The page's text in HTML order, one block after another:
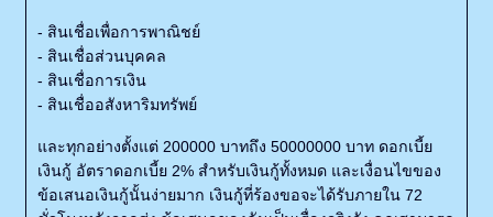
- สินเชื่อเพื่อการพาณิชย์
- สินเชื่อส่วนบุคคล
- สินเชื่อการเงิน
- สินเชื่ออสังหาริมทรัพย์
และทุกอย่างตั้งแต่ 200000 บาทถึง 50000000 บาท ดอกเบี้ย
เงินกู้ อัตราดอกเบี้ย 2% สำหรับเงินกู้ทั้งหมด และเงื่อนไขของ
ข้อเสนอเงินกู้นั้นง่ายมาก เงินกู้ที่ร้องขอจะได้รับภายใน 72